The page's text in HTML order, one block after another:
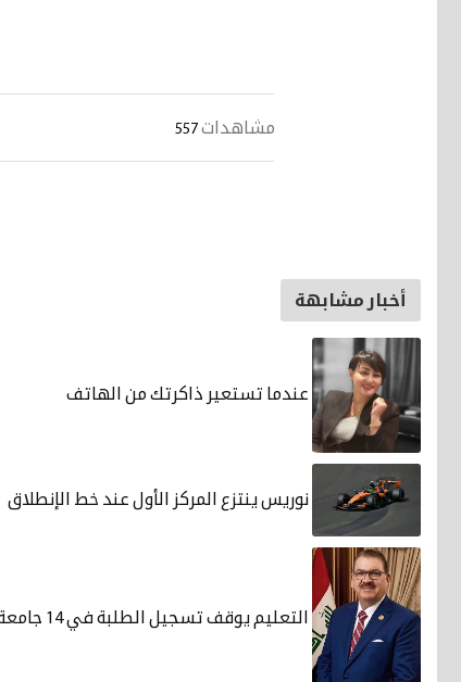
مشاهدات 557
أخبار مشابهة
عندما تستعير ذاكرتك من الهاتف
نوريس ينتزع المركز الأول عند خط الإنطلاق
التعليم يوقف تسجيل الطلبة في 14 جامعة أهلية